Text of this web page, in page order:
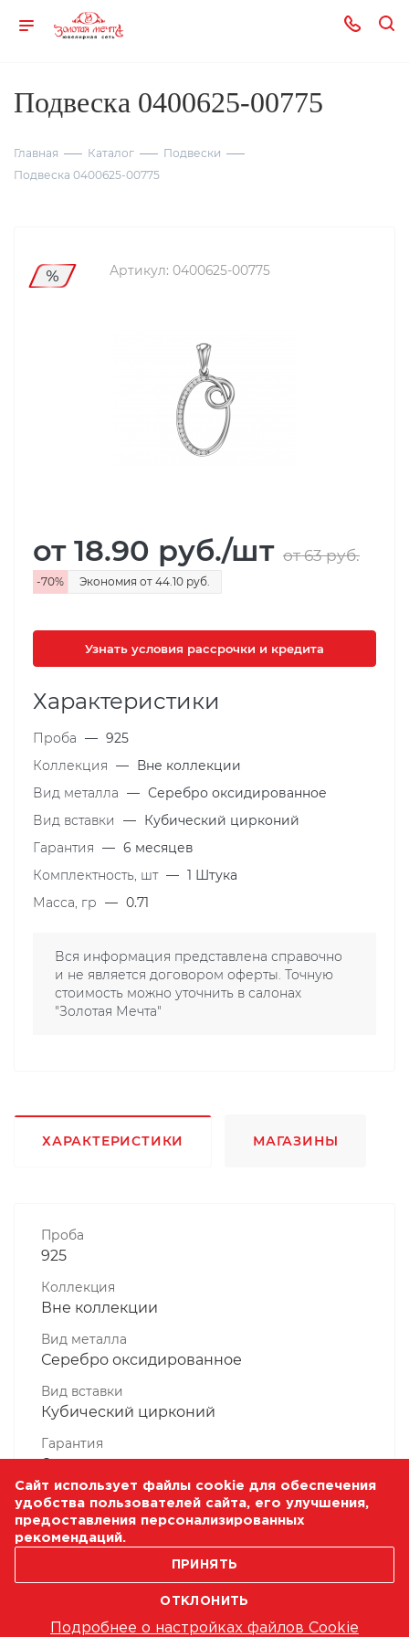
Подвеска 0400625-00775
Главная Каталог
Подвески
Подвеска 0400625-00775
Артикул: 0400625-00775
от 18.90 руб./шт от 63руб.
-70% Экономия от 44.10 руб.
Узнать условия рассрочки и кредита
Характеристики
Проба — 925
Коллекция — Вне коллекции
Вид металла — Серебро оксидированное
Вид вставки
— Кубический цирконий
Гарантия — 6 месяцев
Комплектность, шт — 1 Штука
Масса, гр — 0.71
Вся информация представлена справочно
и не является договором оферты. Точную
стоимость можно уточнить в салонах
"Золотая Мечта"
ХАРАКТЕРИСТИКИ МАГАЗИНЫ
Проба
925
Коллекция
Вне коллекции
Вид металла
Серебро оксидированное
Вид вставки
Кубический цирконий
Гарантия
6 месяцев
Комплектность, шт
1 Штука
Масса, гр
Сайт использует файлы cookie для обеспечения
удобства пользователей сайта, его улучшения,
предоставления персонализированных
рекомендаций.
ПРИНЯТЬ
ОТКЛОНИТЬ
Подробнее о настройках файлов Cookie